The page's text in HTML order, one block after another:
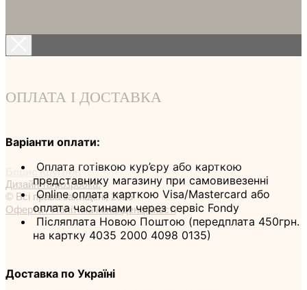
Борис Круглов
Дизайн та розробка:
© Всі права захищені, 2026
Оферта / Політика конфіденційності
ОПЛАТА І ДОСТАВКА
Варіанти оплати:
Оплата готівкою кур’єру або карткою
представнику магазину при самовивезенні
Online оплата карткою Visa/Mastercard або
оплата частинами через сервіс Fondy
Післяплата Новою Поштою (передплата 450грн.
на картку 4035 2000 4098 0135)
Доставка по Україні